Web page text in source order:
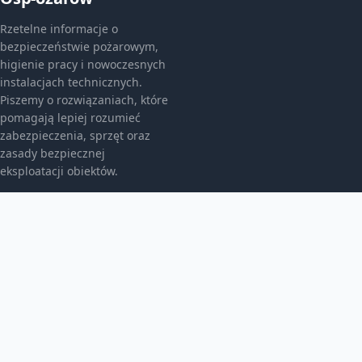
Rzetelne informacje o
bezpieczeństwie pożarowym,
higienie pracy i nowoczesnych
instalacjach technicznych.
Piszemy o rozwiązaniach, które
pomagają lepiej rozumieć
zabezpieczenia, sprzęt oraz
zasady bezpiecznej
eksploatacji obiektów.